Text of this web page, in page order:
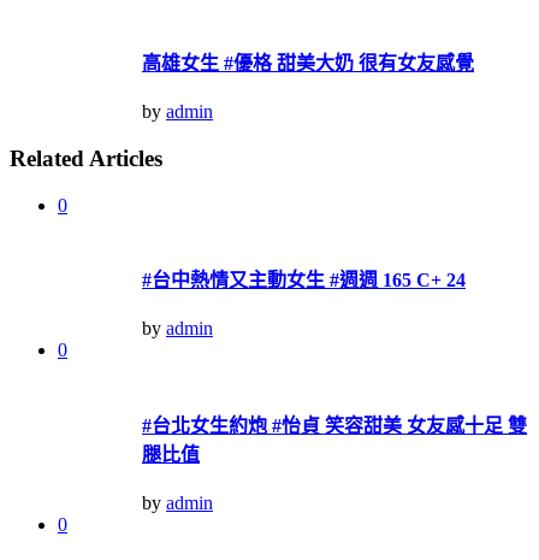
高雄女生 #優格 甜美大奶 很有女友感覺
by admin
Related Articles
0
#台中熱情又主動女生 #週週 165 C+ 24
by admin
0
#台北女生約炮 #怡貞 笑容甜美 女友感十足 雙
腿比值
by admin
0